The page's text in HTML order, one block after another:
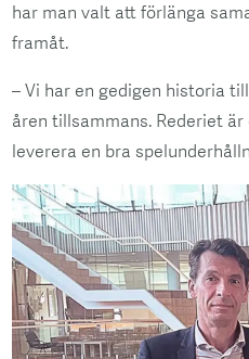
har man valt att förlänga
framåt.
– Vi har en gedigen historia
åren tillsammans. Rederiet
leverera en bra